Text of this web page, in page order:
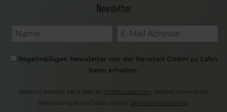
Newsletter
Regelmäßigen Newsletter von der Rauszeit GmbH zu Lahn
Kanu erhalten.
Widerruf jederzeit per E-Mail an info@rauszeit.com
. Weitere Hinweise zur
Verwendung deiner Daten unserer Datenschutzerklärung